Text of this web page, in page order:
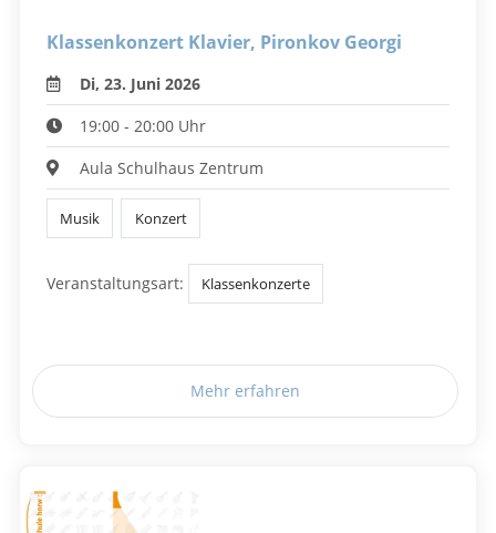
Klassenkonzert Klavier, Pironkov Georgi
Di, 23. Juni 2026
19:00 - 20:00 Uhr
Aula Schulhaus Zentrum
Musik Konzert
Veranstaltungsart: Klassenkonzerte
Mehr erfahren